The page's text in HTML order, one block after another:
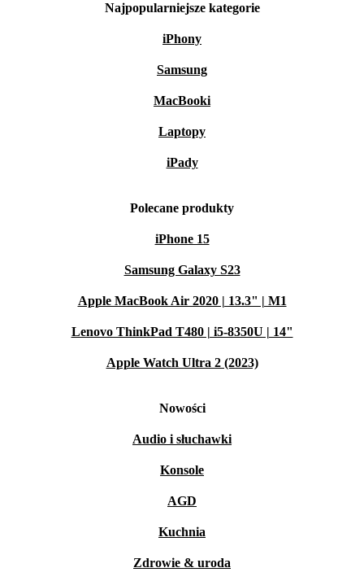
Najpopularniejsze kategorie
iPhony
Samsung
MacBooki
Laptopy
iPady
Polecane produkty
iPhone 15
Samsung Galaxy S23
Apple MacBook Air 2020 | 13.3" | M1
Lenovo ThinkPad T480 | i5-8350U | 14"
Apple Watch Ultra 2 (2023)
Nowości
Audio i słuchawki
Konsole
AGD
Kuchnia
Zdrowie & uroda